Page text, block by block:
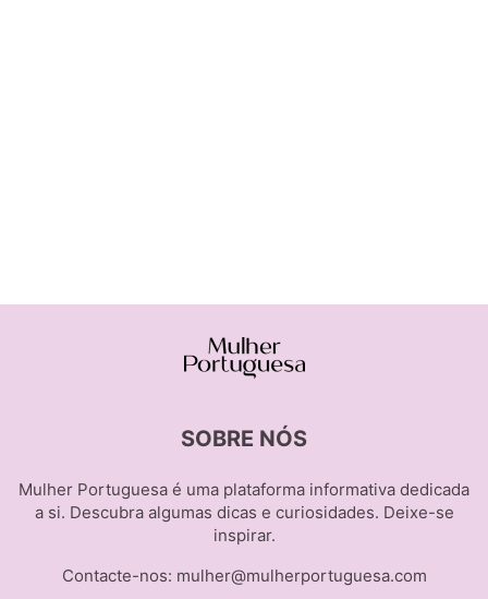
SOBRE NÓS
Mulher Portuguesa é uma plataforma informativa dedicada
a si. Descubra algumas dicas e curiosidades. Deixe-se
inspirar.
Contacte-nos: mulher@mulherportuguesa.com